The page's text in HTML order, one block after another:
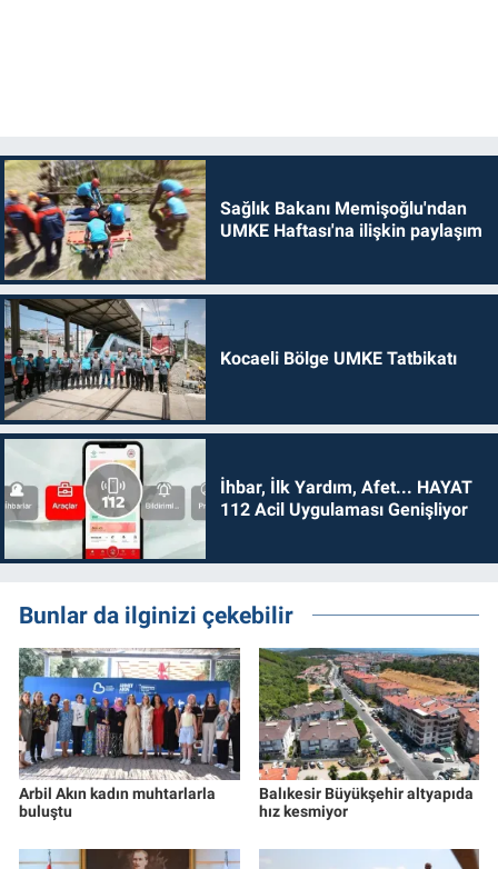
Sağlık Bakanı Memişoğlu'ndan
UMKE Haftası'na ilişkin paylaşım
Kocaeli Bölge UMKE Tatbikatı
İhbar, İlk Yardım, Afet... HAYAT
112 Acil Uygulaması Genişliyor
Bunlar da ilginizi çekebilir
Arbil Akın kadın muhtarlarla
buluştu
Balıkesir Büyükşehir altyapıda
hız kesmiyor